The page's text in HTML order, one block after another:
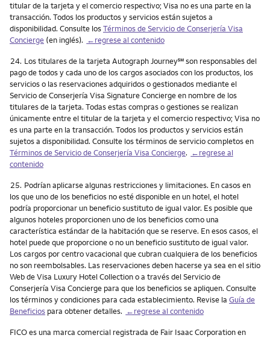
titular de la tarjeta y el comercio respectivo; Visa no es una parte en la
transacción. Todos los productos y servicios están sujetos a
disponibilidad. Consulte losTérminos de Servicio de Conserjería Visa
Concierge (en inglés). ←regrese al contenido
Nota
24. Los titulares de la tarjeta Autograph Journey℠ son responsables del
pago de todos y cada uno de los cargos asociados con los productos, los
servicios o las reservaciones adquiridos o gestionados mediante el
Servicio de Conserjería Visa Signature Concierge en nombre de los
titulares de la tarjeta. Todas estas compras o gestiones se realizan
únicamente entre el titular de la tarjeta y el comercio respectivo; Visa no
es una parte en la transacción. Todos los productos y servicios están
sujetos a disponibilidad. Consulte los términos de servicio completos en
Términos de Servicio de Conserjería Visa Concierge. ←regrese al
contenido
Nota
25. Podrían aplicarse algunas restricciones y limitaciones. En casos en
los que uno de los beneficios no esté disponible en un hotel, el hotel
podría proporcionar un beneficio sustituto de igual valor. Es posible que
algunos hoteles proporcionen uno de los beneficios como una
característica estándar de la habitación que se reserve. En esos casos, el
hotel puede que proporcione o no un beneficio sustituto de igual valor.
Los cargos por centro vacacional que cubran cualquiera de los beneficios
no son reembolsables. Las reservaciones deben hacerse ya sea en el sitio
Web de Visa Luxury Hotel Collection o a través del Servicio de
Conserjería Visa Concierge para que los beneficios se apliquen. Consulte
los términos y condiciones para cada establecimiento. Revise la Guía de
Beneficios para obtener detalles. ←regrese al contenido
FICO es una marca comercial registrada de Fair Isaac Corporation en